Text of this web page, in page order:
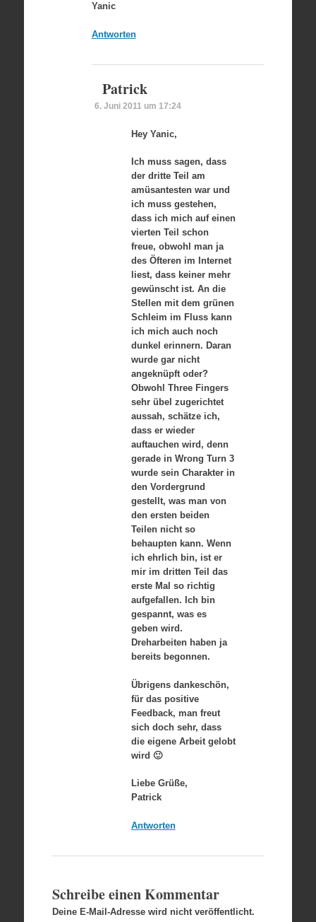
Yanic
Antworten
Patrick
6. Juni 2011 um 17:24
Hey Yanic,
Ich muss sagen, dass
der dritte Teil am
amüsantesten war und
ich muss gestehen,
dass ich mich auf einen
vierten Teil schon
freue, obwohl man ja
des Öfteren im Internet
liest, dass keiner mehr
gewünscht ist. An die
Stellen mit dem grünen
Schleim im Fluss kann
ich mich auch noch
dunkel erinnern. Daran
wurde gar nicht
angeknüpft oder?
Obwohl Three Fingers
sehr übel zugerichtet
aussah, schätze ich,
dass er wieder
auftauchen wird, denn
gerade in Wrong Turn 3
wurde sein Charakter in
den Vordergrund
gestellt, was man von
den ersten beiden
Teilen nicht so
behaupten kann. Wenn
ich ehrlich bin, ist er
mir im dritten Teil das
erste Mal so richtig
aufgefallen. Ich bin
gespannt, was es
geben wird.
Dreharbeiten haben ja
bereits begonnen.
Übrigens dankeschön,
für das positive
Feedback, man freut
sich doch sehr, dass
die eigene Arbeit gelobt
wird 🙂
Liebe Grüße,
Patrick
Antworten
Schreibe einen Kommentar
Deine E-Mail-Adresse wird nicht veröffentlicht.